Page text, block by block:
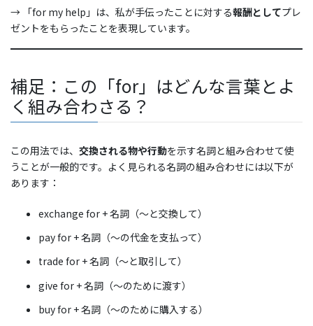
→ 「for my help」は、私が手伝ったことに対する報酬としてプレ
ゼントをもらったことを表現しています。
補足：この「for」はどんな言葉とよ
く組み合わさる？
この用法では、 交換される物や行動を示す名詞と組み合わせて使
うことが一般的です。よく見られる名詞の組み合わせには以下が
あります：
exchange for + 名詞（〜と交換して）
pay for + 名詞（〜の代金を支払って）
trade for + 名詞（〜と取引して）
give for + 名詞（〜のために渡す）
buy for + 名詞（〜のために購入する）